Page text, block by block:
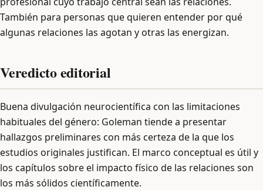
También para personas que quieren entender por qué
algunas relaciones las agotan y otras las energizan.
Veredicto editorial
Buena divulgación neurocientífica con las limitaciones
habituales del género: Goleman tiende a presentar
hallazgos preliminares con más certeza de la que los
estudios originales justifican. El marco conceptual es útil y
los capítulos sobre el impacto físico de las relaciones son
los más sólidos científicamente.